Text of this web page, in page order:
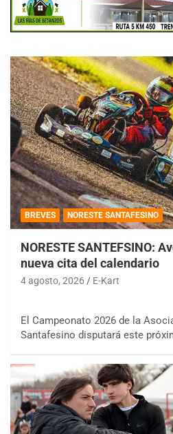
BREVES NORESTE SANTAFESINO
NORESTE SANTEFSINO:
nueva cita del calendario
4 agosto, 2026 E-Kart
El Campeonato 2026 de la
Santafesino disputará este